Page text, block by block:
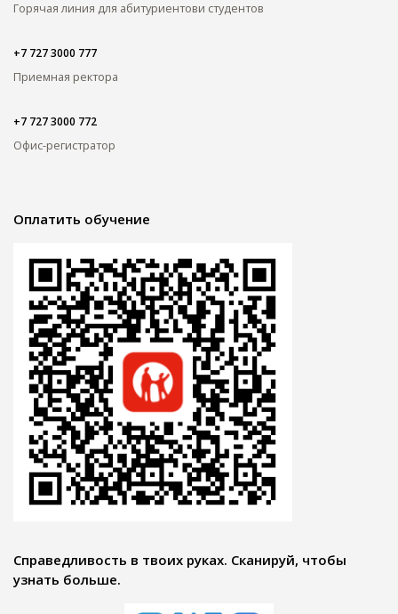
Горячая линия для абитуриентови студентов
+7 727 3000 777
Приемная ректора
+7 727 3000 772
Офис-регистратор
Оплатить обучение
Справедливость в твоих руках. Сканируй, чтобы
узнать больше.